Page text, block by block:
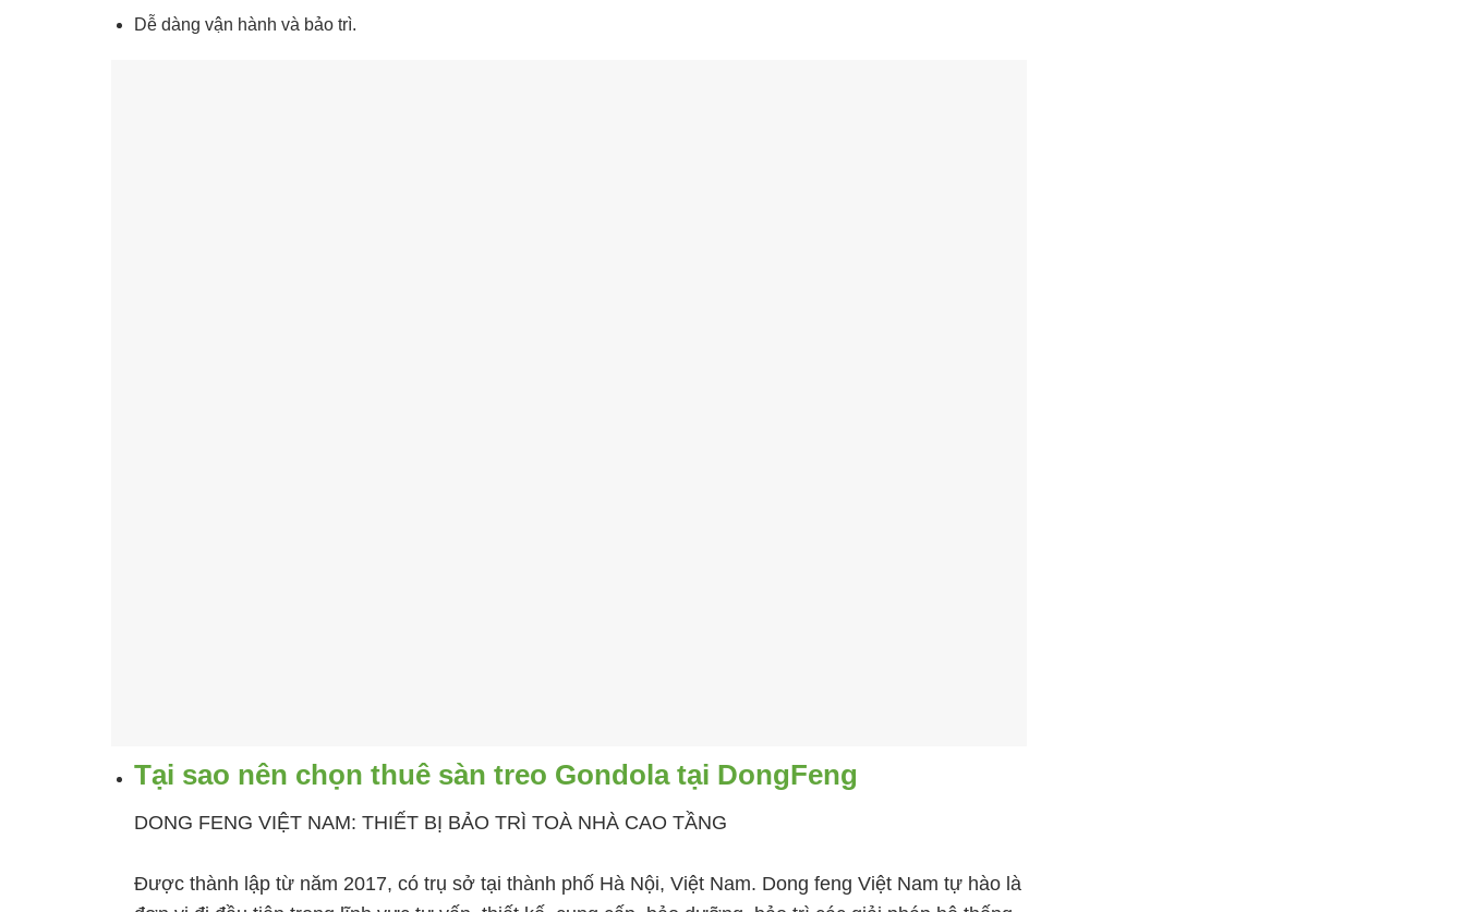
Dễ dàng vận hành và bảo trì.
Tại sao nên chọn thuê sàn treo Gondola tại DongFeng
DONG FENG VIỆT NAM: THIẾT BỊ BẢO TRÌ TOÀ NHÀ CAO TẦNG
Được thành lập từ năm 2017, có trụ sở tại thành phố Hà Nội, Việt Nam. Dong feng Việt Nam tự hào là